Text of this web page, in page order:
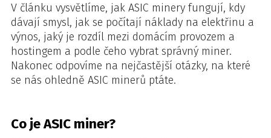
V článku vysvětlíme, jak ASIC minery fungují, kdy
dávají smysl, jak se počítají náklady na elektřinu a
výnos, jaký je rozdíl mezi domácím provozem a
hostingem a podle čeho vybrat správný miner.
Nakonec odpovíme na nejčastější otázky, na které
se nás ohledně ASIC minerů ptáte.
Co je ASIC miner?